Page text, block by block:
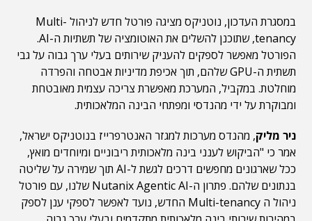
במסגרת העדכון, נוטניקס מציגה פורטל חדש לניהול Multi-
tenancy, שתוכנן להשלים את האוטומציה של תשתיות ה-AI.
הפורטל מאפשר לספקים להעניק שירותים בעלי ערך גבוה על גבי
תשתית ה-GPU שלהם, תוך אכיפת מדיניות אבטחה והפרדה
מוחלטת. במקביל, המערכת מאפשרת צריכה עצמית מאובטחת
ומבוקרת על ידי מהנדסי ומפתחי הבינה המלאכותית.
ניר מליק, מהנדס מערכות למגזר האנטרפרייז בנוטניקס ישראל,
אמר כי "הביקוש לענני בינה מלאכותית ריבוניים ומיוחדים מואץ,
ככל שארגונים מחפשים דרכים לגשת ל-AI תוך שמירה על שליטה
בנתונים שלהם. פתרון ה-Nutanix Agentic AI שלנו, עם פורטל
ניהול ה Multi-tenancy החדש, נועד לאפשר לספקי ענן לספק